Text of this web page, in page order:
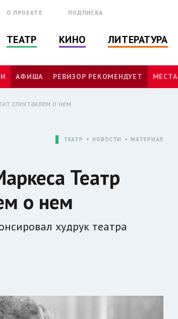
О ПРОЕКТЕ ПОДПИСКА
ТЕАТР КИНО ЛИТЕРАТУРА
АФИША РЕВИЗОР РЕКОМЕНДУЕТ МЕСТА
спектаклем о нем
ТЕАТР НОВОСТИ МАТЕРИАЛ
Театр
о нем
худрук театра